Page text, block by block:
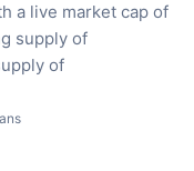
a live market cap of
supply of
of